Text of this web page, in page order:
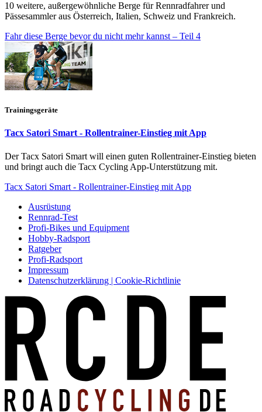
10 weitere, außergewöhnliche Berge für Rennradfahrer und
Pässesammler aus Österreich, Italien, Schweiz und Frankreich.
Fahr diese Berge bevor du nicht mehr kannst – Teil 4
Trainingsgeräte
Tacx Satori Smart - Rollentrainer-Einstieg mit App
Der Tacx Satori Smart will einen guten Rollentrainer-Einstieg bieten
und bringt auch die Tacx Cycling App-Unterstützung mit.
Tacx Satori Smart - Rollentrainer-Einstieg mit App
Ausrüstung
Rennrad-Test
Profi-Bikes und Equipment
Hobby-Radsport
Ratgeber
Profi-Radsport
Impressum
Datenschutzerklärung | Cookie-Richtlinie